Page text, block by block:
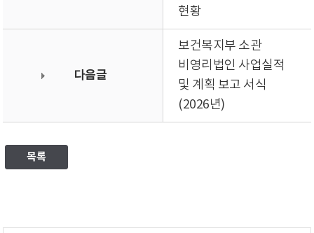
현황
다음글
보건복지부 소관
비영리법인 사업실적
및 계획 보고 서식
(2026년)
목록